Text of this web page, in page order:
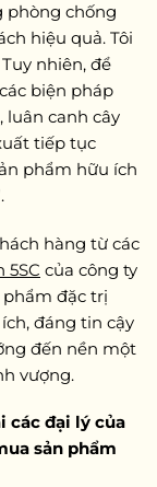
phòng chống
hiệu quả. Tôi
nhiên, để
biện pháp
luân canh cây
tiếp tục
phẩm hữu ích
hàng từ các
5SC của công ty
đặc trị
đáng tin cậy
đến nền một
vượng.
các đại lý của
sản phẩm